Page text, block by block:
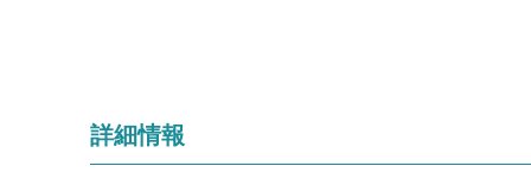
詳細情報